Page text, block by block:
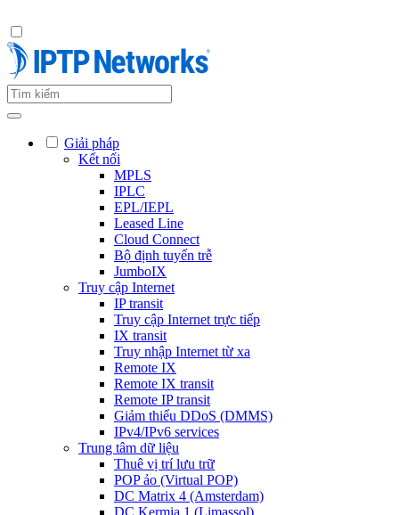
Giải pháp
Kết nối
MPLS
IPLC
EPL/IEPL
Leased Line
Cloud Connect
Bộ định tuyến trễ
JumboIX
Truy cập Internet
IP transit
Truy cập Internet trực tiếp
IX transit
Truy nhập Internet từ xa
Remote IX
Remote IX transit
Remote IP transit
Giảm thiểu DDoS (DMMS)
IPv4/IPv6 services
Trung tâm dữ liệu
Thuê vị trí lưu trữ
POP ảo (Virtual POP)
DC Matrix 4 (Amsterdam)
DC Kermia 1 (Limassol)